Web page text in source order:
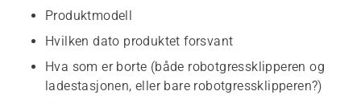
Produktmodell
Hvilken dato produktet forsvant
Hva som er borte (både robotgressklipperen og
ladestasjonen, eller bare robotgressklipperen?)